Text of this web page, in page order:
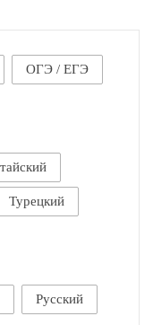
ОГЭ / ЕГЭ
Турецкий
Русский